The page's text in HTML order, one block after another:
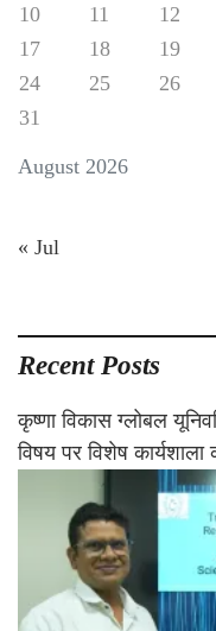
August 2026
10
11 12
17
18 19
24
25 26
31
« Jul
Recent Posts
कृष्णा विकास ग्लोबल
विषय पर विशेष